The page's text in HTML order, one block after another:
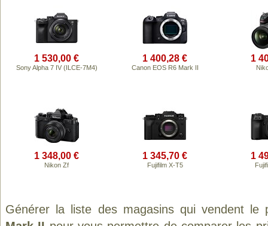
1 530,00 €
Sony Alpha 7 IV (ILCE-7M4)
1 400,28 €
Canon EOS R6 Mark II
1
1 348,00 €
Nikon Zf
1 345,70 €
Fujifilm X-T5
1
Générer la liste des magasins qui vendent le